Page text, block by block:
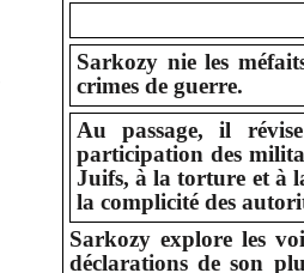
Sarkozy nie les
crimes de guerre.
Au passage, il
participation des
Juifs, à la torture et à
la complicité des
Sarkozy explore les
déclarations de son